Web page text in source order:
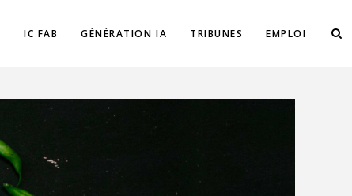
IC FAB GÉNÉRATION IA TRIBUNES EMPLOI